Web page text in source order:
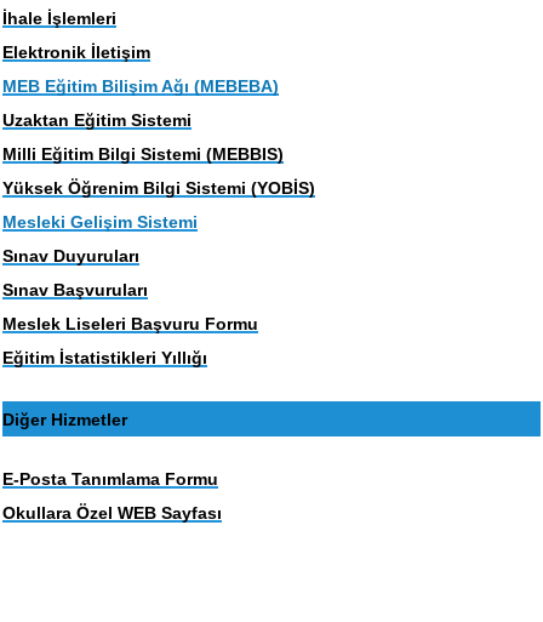
İhale İşlemleri
Elektronik İletişim
MEB Eğitim Bilişim Ağı (MEBEBA)
Uzaktan Eğitim Sistemi
Milli Eğitim Bilgi Sistemi (MEBBIS)
Yüksek Öğrenim Bilgi Sistemi (YOBİS)
Mesleki Gelişim Sistemi
Sınav Duyuruları
Sınav Başvuruları
Meslek Liseleri Başvuru Formu
Eğitim İstatistikleri Yıllığı
Diğer Hizmetler
E-Posta Tanımlama Formu
Okullara Özel WEB Sayfası